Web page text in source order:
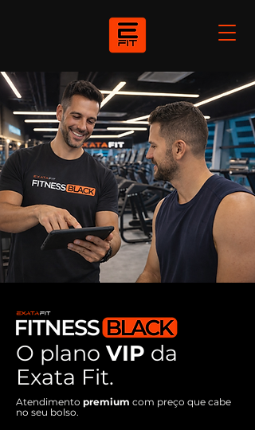
O plano VIP da
Exata Fit.
Atendimento premium com preço que cabe
no seu bolso.